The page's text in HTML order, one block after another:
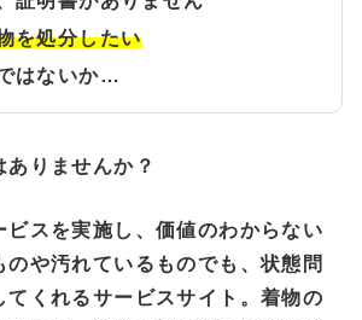
を処分したい
はないか…
りませんか？
ビスを実施し、価値のわからない
のや汚れているものでも、状態問
てくれるサービスサイト。着物の